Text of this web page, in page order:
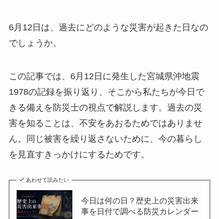
6月12日は、過去にどのような災害が起きた日なの
でしょうか。
この記事では、6月12日に発生した宮城県沖地震
1978の記録を振り返り、そこから私たちが今日で
きる備えを防災士の視点で解説します。過去の災
害を知ることは、不安をあおるためではありませ
ん。同じ被害を繰り返さないために、今の暮らし
を見直すきっかけにするためです。
あわせて読みたい
今日は何の日？歴史上の災害出来
事を日付で調べる防災カレンダー